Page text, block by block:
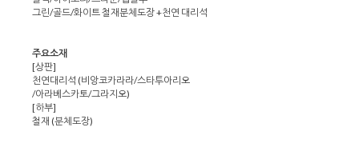
그린/골드/화이트 철재분체도장 +천연 대리석
주요소재
[상판]
천연대리석 (비앙코카라라/스타투아리오
/아라베스카토/그라지오)
[하부]
철재 (분체도장)